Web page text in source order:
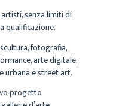
senza limiti di
qualificazione.
fotografia,
arte digitale,
urbana e street art.
progetto